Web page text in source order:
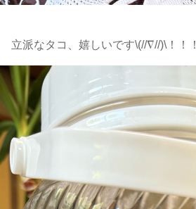
立派なタコ、嬉しいです\(//∇//)\！！！